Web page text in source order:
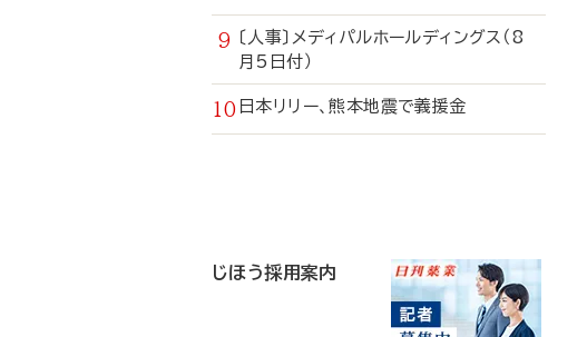
〔人事〕メディパルホールディングス（8
月5日付）
日本リリー、熊本地震で義援金
じほう採用案内